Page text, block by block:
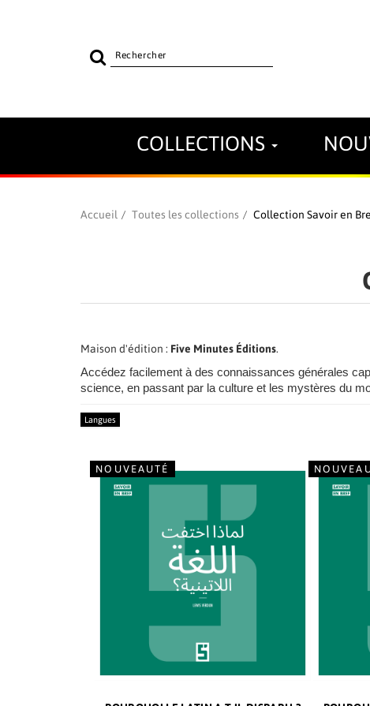
Rechercher
sur
COLLECTIONS
Accueil Toutes les collections Collection Savoir en
Maison d'édition : Five Minutes Éditions.
Accédez facilement à des connaissances générales
science, en passant par la culture et les mystères du
Langues
NOUVEAUTÉ